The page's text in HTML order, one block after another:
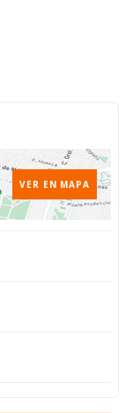
VER EN MAPA